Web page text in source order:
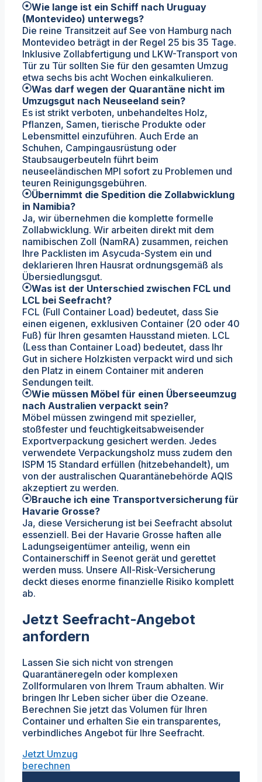
Wie lange ist ein Schiff nach Uruguay
(Montevideo) unterwegs?
Die reine Transitzeit auf See von Hamburg nach
Montevideo beträgt in der Regel 25 bis 35 Tage.
Inklusive Zollabfertigung und LKW-Transport von
Tür zu Tür sollten Sie für den gesamten Umzug
etwa sechs bis acht Wochen einkalkulieren.
Was darf wegen der Quarantäne nicht im
Umzugsgut nach Neuseeland sein?
Es ist strikt verboten, unbehandeltes Holz,
Pflanzen, Samen, tierische Produkte oder
Lebensmittel einzuführen. Auch Erde an
Schuhen, Campingausrüstung oder
Staubsaugerbeuteln führt beim
neuseeländischen MPI sofort zu Problemen und
teuren Reinigungsgebühren.
Übernimmt die Spedition die Zollabwicklung
in Namibia?
Ja, wir übernehmen die komplette formelle
Zollabwicklung. Wir arbeiten direkt mit dem
namibischen Zoll (NamRA) zusammen, reichen
Ihre Packlisten im Asycuda-System ein und
deklarieren Ihren Hausrat ordnungsgemäß als
Übersiedlungsgut.
Was ist der Unterschied zwischen FCL und
LCL bei Seefracht?
FCL (Full Container Load) bedeutet, dass Sie
einen eigenen, exklusiven Container (20 oder 40
Fuß) für Ihren gesamten Hausstand mieten. LCL
(Less than Container Load) bedeutet, dass Ihr
Gut in sichere Holzkisten verpackt wird und sich
den Platz in einem Container mit anderen
Sendungen teilt.
Wie müssen Möbel für einen Überseeumzug
nach Australien verpackt sein?
Möbel müssen zwingend mit spezieller,
stoßfester und feuchtigkeitsabweisender
Exportverpackung gesichert werden. Jedes
verwendete Verpackungsholz muss zudem den
ISPM 15 Standard erfüllen (hitzebehandelt), um
von der australischen Quarantänebehörde AQIS
akzeptiert zu werden.
Brauche ich eine Transportversicherung für
Havarie Grosse?
Ja, diese Versicherung ist bei Seefracht absolut
essenziell. Bei der Havarie Grosse haften alle
Ladungseigentümer anteilig, wenn ein
Containerschiff in Seenot gerät und gerettet
werden muss. Unsere All-Risk-Versicherung
deckt dieses enorme finanzielle Risiko komplett
ab.
Jetzt Seefracht-Angebot
anfordern
Lassen Sie sich nicht von strengen
Quarantäneregeln oder komplexen
Zollformularen von Ihrem Traum abhalten. Wir
bringen Ihr Leben sicher über die Ozeane.
Berechnen Sie jetzt das Volumen für Ihren
Container und erhalten Sie ein transparentes,
verbindliches Angebot für Ihre Seefracht.
Jetzt Umzug
berechnen